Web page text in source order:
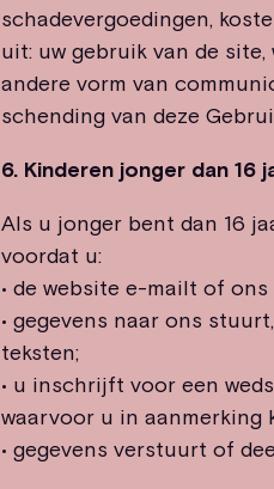
schadevergoedingen,
uit: uw gebruik van de
andere vorm van
schending van deze
6. Kinderen jonger dan 16
Als u jonger bent dan 16
voordat u:
• de website e-mailt of
• gegevens naar ons
teksten;
• u inschrijft voor een
waarvoor u in aanmerking
• gegevens verstuurt of